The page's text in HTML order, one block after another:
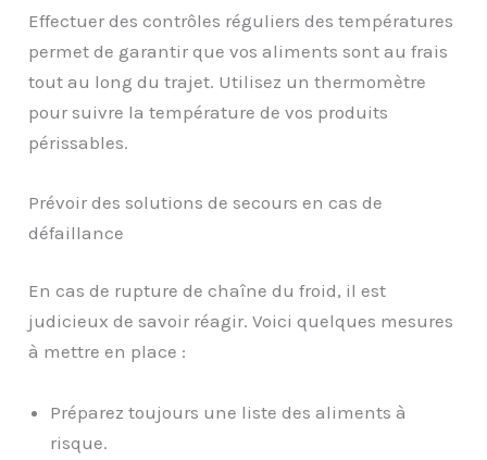
Effectuer des contrôles réguliers des températures
permet de garantir que vos aliments sont au frais
tout au long du trajet. Utilisez un thermomètre
pour suivre la température de vos produits
périssables.
Prévoir des solutions de secours en cas de
défaillance
En cas de rupture de chaîne du froid, il est
judicieux de savoir réagir. Voici quelques mesures
à mettre en place :
Préparez toujours une liste des aliments à
risque.